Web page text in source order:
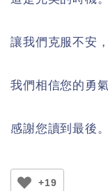
讓我們克服不安
我們相信您的勇氣
感謝您讀到最後。
+19